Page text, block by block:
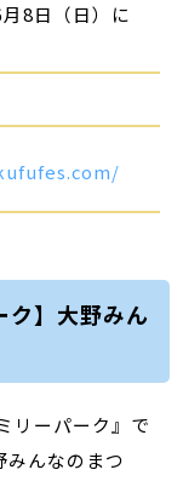
8日（日）に
ク】大野みん
リーパーク』で
みんなのまつ